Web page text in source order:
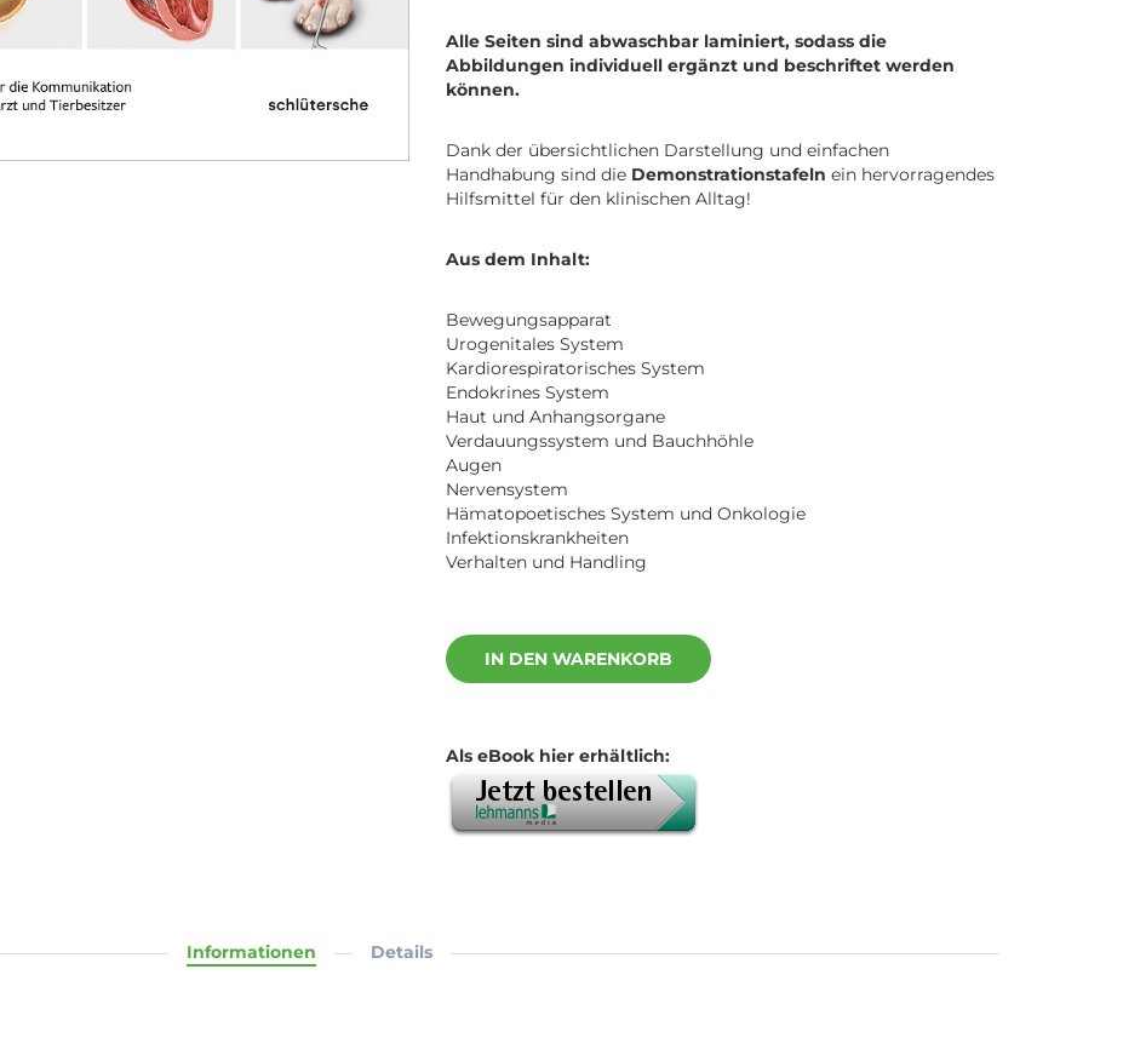
Alle Seiten sind abwaschbar laminiert, sodass die
Abbildungen individuell ergänzt und beschriftet werden
können.
Dank der übersichtlichen Darstellung und einfachen
Handhabung sind die Demonstrationstafeln ein hervorragendes
Hilfsmittel für den klinischen Alltag!
Aus dem Inhalt:
Bewegungsapparat
Urogenitales System
Kardiorespiratorisches System
Endokrines System
Haut und Anhangsorgane
Verdauungssystem und Bauchhöhle
Augen
Nervensystem
Hämatopoetisches System und Onkologie
Infektionskrankheiten
Verhalten und Handling
IN DEN WARENKORB
Als eBook hier erhältlich:
Informationen Details